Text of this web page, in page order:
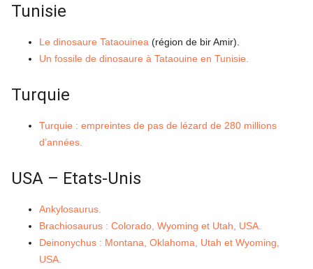
Tunisie
Le dinosaure Tataouinea (région de bir Amir).
Un fossile de dinosaure à Tataouine en Tunisie.
Turquie
Turquie : empreintes de pas de lézard de 280 millions
d’années.
USA – Etats-Unis
Ankylosaurus.
Brachiosaurus : Colorado, Wyoming et Utah, USA.
Deinonychus : Montana, Oklahoma, Utah et Wyoming,
USA.